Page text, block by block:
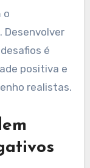
Por
de
a um diálogo
de
o
é